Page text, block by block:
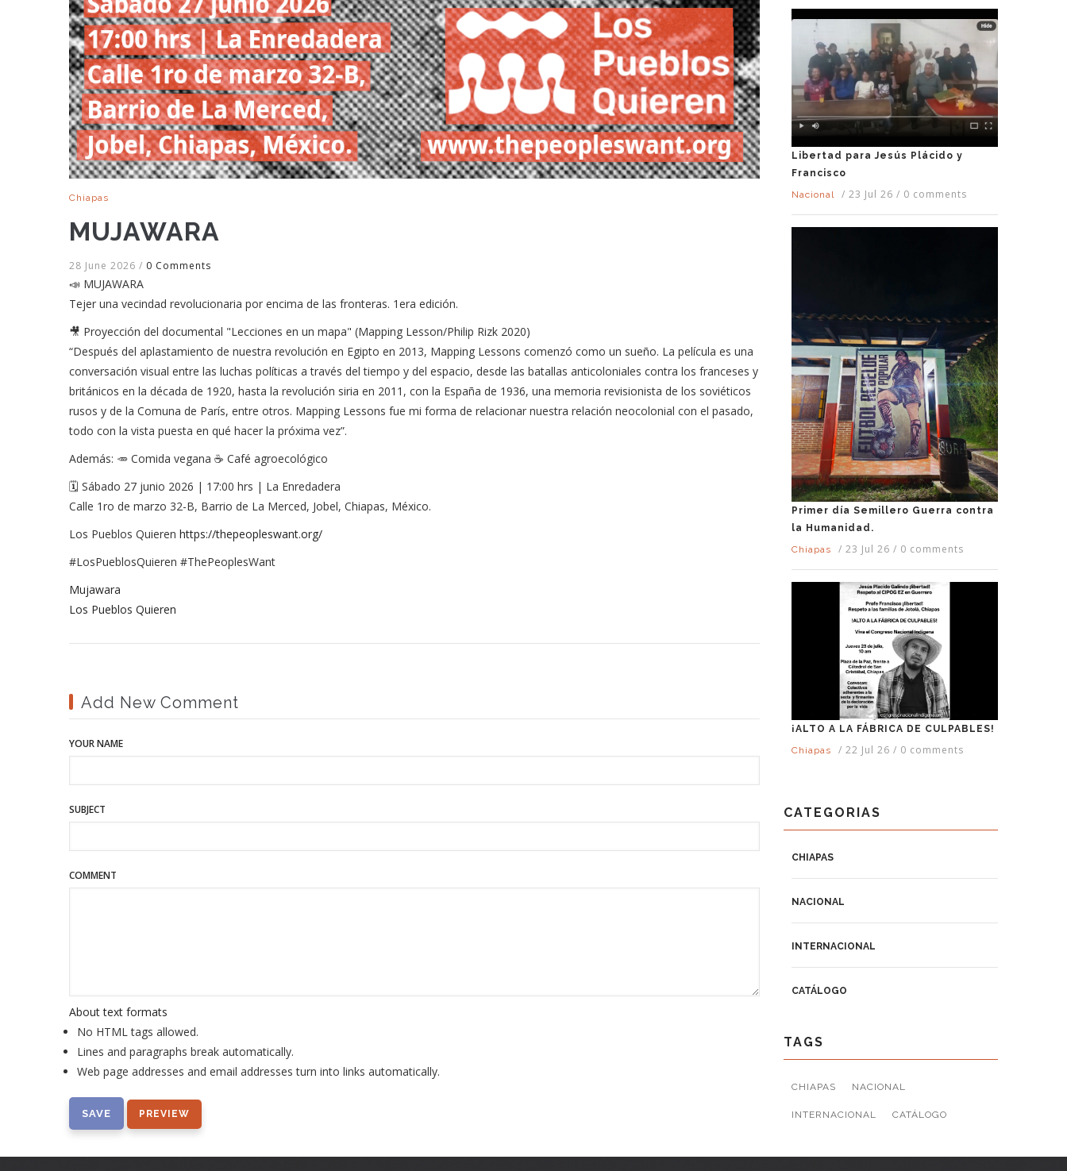
Chiapas
MUJAWARA
28 June 2026 / 0 Comments
📣 MUJAWARA
Tejer una vecindad revolucionaria por encima de las fronteras. 1era edición.
🎥 Proyección del documental "Lecciones en un mapa" (Mapping Lesson/Philip Rizk 2020)
“Después del aplastamiento de nuestra revolución en Egipto en 2013, Mapping Lessons comenzó como un sueño. La película es una
conversación visual entre las luchas políticas a través del tiempo y del espacio, desde las batallas anticoloniales contra los franceses y
británicos en la década de 1920, hasta la revolución siria en 2011, con la España de 1936, una memoria revisionista de los soviéticos
rusos y de la Comuna de París, entre otros. Mapping Lessons fue mi forma de relacionar nuestra relación neocolonial con el pasado,
todo con la vista puesta en qué hacer la próxima vez”.
Además: 🥕 Comida vegana ☕ Café agroecológico
🗓️ Sábado 27 junio 2026 | 17:00 hrs | La Enredadera
Calle 1ro de marzo 32-B, Barrio de La Merced, Jobel, Chiapas, México.
Los Pueblos Quieren https://thepeopleswant.org/
#LosPueblosQuieren #ThePeoplesWant
Mujawara
Los Pueblos Quieren
Add New Comment
YOUR NAME
SUBJECT
COMMENT
About text formats
No HTML tags allowed.
Lines and paragraphs break automatically.
Web page addresses and email addresses turn into links automatically.
Libertad para Jesús Plácido y
Francisco
Nacional
/ 23 Jul 26 / 0 comments
Primer día Semillero Guerra contra
la Humanidad.
Chiapas
/ 23 Jul 26 / 0 comments
¡ALTO A LA FÁBRICA DE CULPABLES!
Chiapas
/ 22 Jul 26 / 0 comments
CATEGORIAS
CHIAPAS
NACIONAL
INTERNACIONAL
CATÁLOGO
TAGS
CHIAPAS NACIONAL
INTERNACIONAL CATÁLOGO